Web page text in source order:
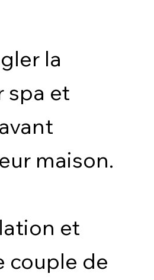
la
spa et
maison.
et
couple de